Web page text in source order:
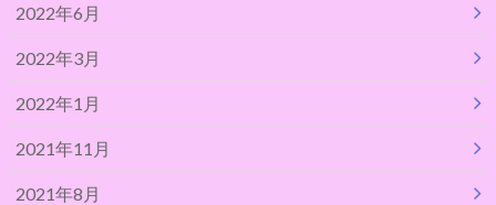
2022年6月
2022年3月
2022年1月
2021年11月
2021年8月